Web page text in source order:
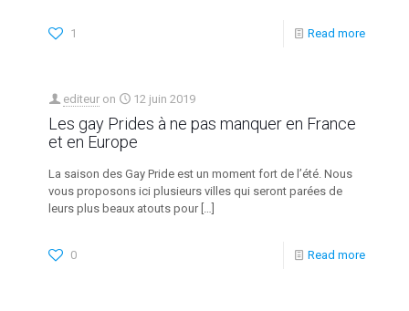
1 Read more
editeur on 12 juin 2019
Les gay Prides à ne pas manquer en France
et en Europe
La saison des Gay Pride est un moment fort de l’été. Nous
vous proposons ici plusieurs villes qui seront parées de
leurs plus beaux atouts pour[…]
0 Read more